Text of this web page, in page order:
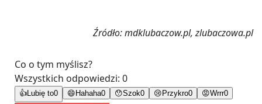
Źródło: mdklubaczow.pl, zlubaczowa.pl
Co o tym myślisz?
Wszystkich odpowiedzi: 0
👍Lubię to0 😄 Hahaha0 😯Szok0 😢 Przykro0 😡Wrrr0